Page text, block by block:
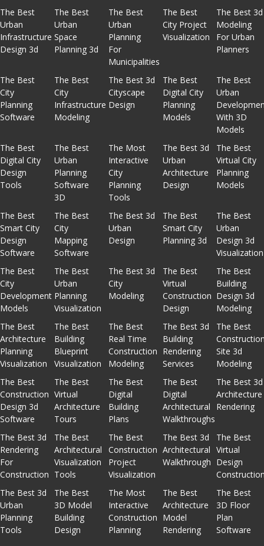
The Best
Urban
Infrastructure
Design 3d
The Best
Urban
Space
Planning 3d
The Best
Urban
Planning
For
Municipalities
The Best
City Project
Visualization
The Best 3d
Modeling
For Urban
Planners
The Best
City
Planning
Software
The Best
City
Infrastructure
Modeling
The Best 3d
Cityscape
Design
The Best
Digital City
Planning
Models
The Best
Urban
With 3D
Models
The Best
Digital City
Design
Tools
The Best
Urban
Planning
Software
3D
The Most
Interactive
City
Planning
Tools
The Best 3d
Urban
Architecture
Design
The Best
Virtual City
Planning
Models
The Best
Smart City
Design
Software
The Best
City
Mapping
Software
The Best 3d
Urban
Design
The Best
Smart City
Planning 3d
The Best
Urban
Design 3d
Visualization
The Best
City
Development
Models
The Best
Urban
Planning
Visualization
The Best 3d
City
Modeling
The Best
Virtual
Construction
Design
The Best
Building
Design 3d
Modeling
The Best
Architecture
Planning
Visualization
The Best
Building
Blueprint
Visualization
The Best
Real Time
Construction
Modeling
The Best 3d
Building
Rendering
Services
The Best
Site 3d
Modeling
The Best
Construction
Design 3d
Software
The Best
Virtual
Architecture
Tours
The Best
Digital
Building
Plans
The Best
Digital
Architectural
Walkthroughs
The Best 3d
Architecture
Rendering
The Best 3d
Rendering
For
Construction
The Best
Architectural
Visualization
Tools
The Best
Construction
Project
Visualization
The Best 3d
Architectural
Walkthrough
The Best
Virtual
Design
The Best 3d
Urban
Planning
Tools
The Best
3D Model
Building
Design
The Most
Interactive
Construction
Planning
The Best
Architecture
Model
Rendering
The Best
3D Floor
Plan
Software